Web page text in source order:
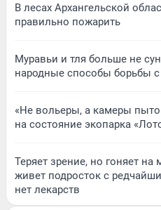
В лесах Архангельской
правильно пожарить
Муравьи и тля больше не
народные способы борьбы
«Не вольеры, а камеры
на состояние экопарка
Теряет зрение, но гоняет на
живет подросток с
нет лекарств